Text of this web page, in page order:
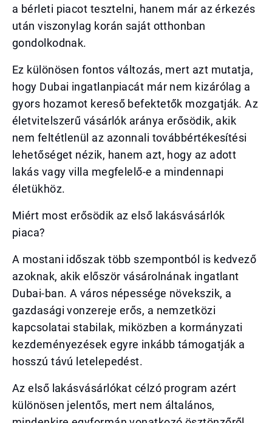
a bérleti piacot tesztelni, hanem már az érkezés
után viszonylag korán saját otthonban
gondolkodnak.
Ez különösen fontos változás, mert azt mutatja,
hogy Dubai ingatlanpiacát már nem kizárólag a
gyors hozamot kereső befektetők mozgatják. Az
életvitelszerű vásárlók aránya erősödik, akik
nem feltétlenül az azonnali továbbértékesítési
lehetőséget nézik, hanem azt, hogy az adott
lakás vagy villa megfelelő-e a mindennapi
életükhöz.
Miért most erősödik az első lakásvásárlók
piaca?
A mostani időszak több szempontból is kedvező
azoknak, akik először vásárolnának ingatlant
Dubai-ban. A város népessége növekszik, a
gazdasági vonzereje erős, a nemzetközi
kapcsolatai stabilak, miközben a kormányzati
kezdeményezések egyre inkább támogatják a
hosszú távú letelepedést.
Az első lakásvásárlókat célzó program azért
különösen jelentős, mert nem általános,